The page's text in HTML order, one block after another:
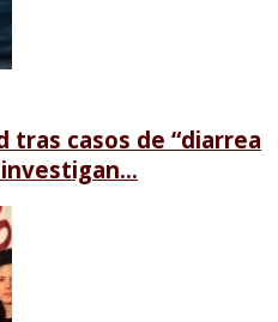
tras casos de “diarrea